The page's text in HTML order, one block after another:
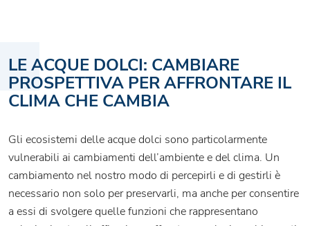
LE ACQUE DOLCI: CAMBIARE
PROSPETTIVA PER AFFRONTARE IL
CLIMA CHE CAMBIA
Gli ecosistemi delle acque dolci sono particolarmente
vulnerabili ai cambiamenti dell’ambiente e del clima. Un
cambiamento nel nostro modo di percepirli e di gestirli è
necessario non solo per preservarli, ma anche per consentire
a essi di svolgere quelle funzioni che rappresentano